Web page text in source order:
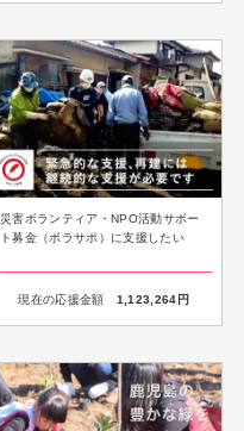
災害ボランティア・NPO活動サポー
ト募金（ボラサポ）に支援したい
現在の応援金額 1,123,264 円